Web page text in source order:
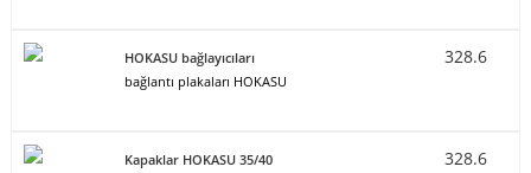
HOKASU bağlayıcıları
bağlantı plakaları HOKASU
328.6
Kapaklar HOKASU 35/40
328.6